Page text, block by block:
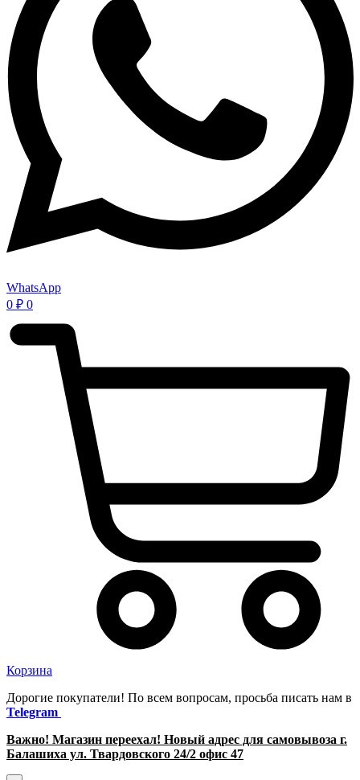
WhatsApp
0 ₽ 0
Корзина
Дорогие покупатели! По всем вопросам, просьба писать нам в
Telegram
Важно! Магазин переехал! Новый адрес для самовывоза г.
Балашиха ул. Твардовского 24/2 офис 47